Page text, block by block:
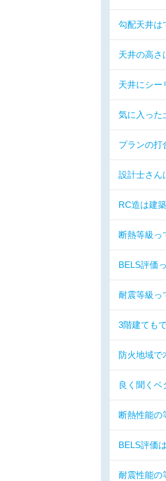
勾配天井は
天井の高さ
天井にシー
気に入った
プランの打
設計士さん
RC造は建
断熱等級っ
BELS評価
耐震等級っ
3階建ても
防火地域で
良く聞くベ
断熱性能の
BELS評価
耐震性能の